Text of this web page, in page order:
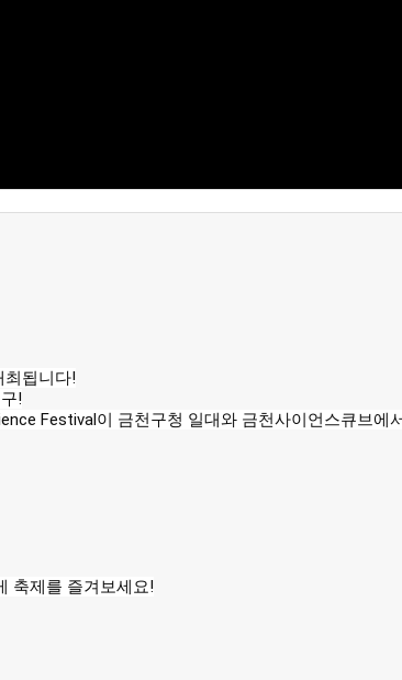
됩니다!
!
Festival이 금천구청 일대와 금천사이언스큐브에서
축제를 즐겨보세요!